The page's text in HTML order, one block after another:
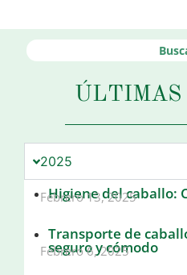
2025
Higiene del caballo:
Febrero 13, 2025
Transporte de
seguro y cómodo
Febrero 6, 2025